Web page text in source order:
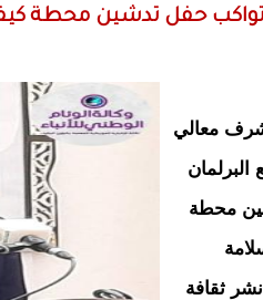
تواكب حفل تدشين محطة
معالي
البرلمان
محطة
ثقافة